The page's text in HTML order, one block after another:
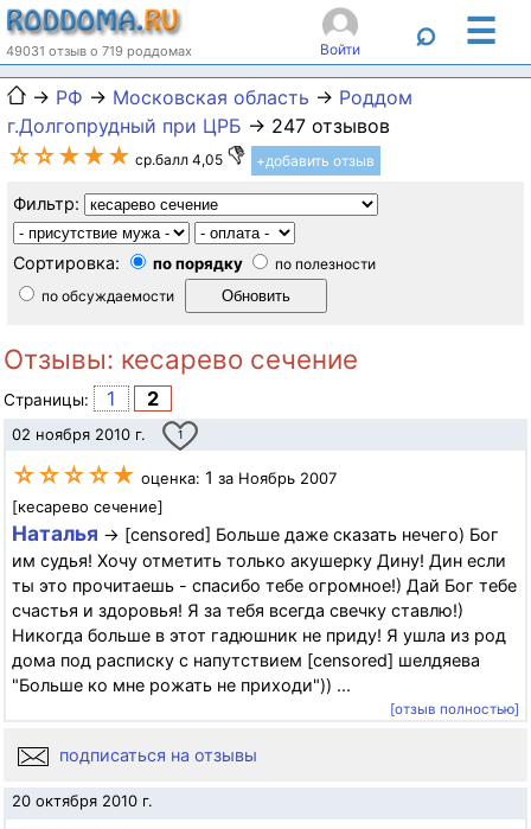
49031 отзыв о 719 роддомах Войти ⌕ ☰
→ РФ → Московская область → Роддом
г.Долгопрудный при ЦРБ → 247 отзывов
☆☆★★★ ср.балл 4,05 +добавить отзыв
Фильтр:
Сортировка: по порядку
по полезности
по обсуждаемости
Отзывы: кесарево сечение
Страницы: 1 2
02 ноября 2010 г. 1
☆☆☆☆★ оценка: 1 за Ноябрь 2007
[кесарево сечение]
Наталья → [censored] Больше даже сказать нечего) Бог
им судья! Хочу отметить только акушерку Дину! Дин если
ты это прочитаешь - спасибо тебе огромное!) Дай Бог тебе
счастья и здоровья! Я за тебя всегда свечку ставлю!)
Никогда больше в этот гадюшник не приду! Я ушла из род
дома под расписку с напутствием [censored] шелдяева
"Больше ко мне рожать не приходи")) ...
[отзыв полностью]
подписаться на отзывы
20 октября 2010 г.